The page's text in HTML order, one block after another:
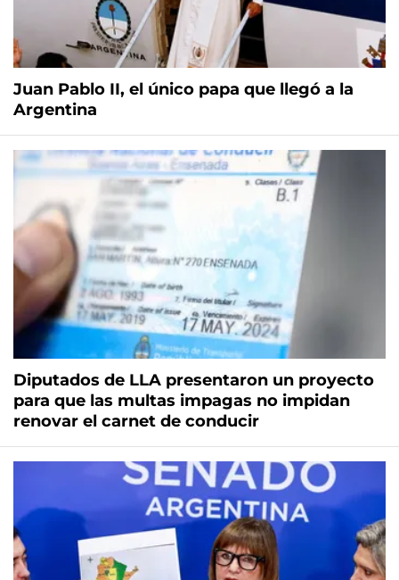
Juan Pablo II, el único papa que llegó a la
Argentina
Diputados de LLA presentaron un proyecto
para que las multas impagas no impidan
renovar el carnet de conducir